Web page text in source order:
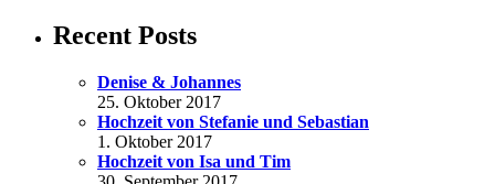
Recent Posts
Denise & Johannes
25. Oktober 2017
Hochzeit von Stefanie und Sebastian
1. Oktober 2017
Hochzeit von Isa und Tim